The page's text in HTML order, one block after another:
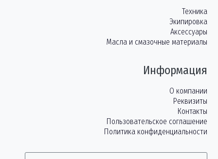
Техника
Экипировка
Аксессуары
Масла и смазочные материалы
Информация
О компании
Реквизиты
Контакты
Пользовательское соглашение
Политика конфиденциальности